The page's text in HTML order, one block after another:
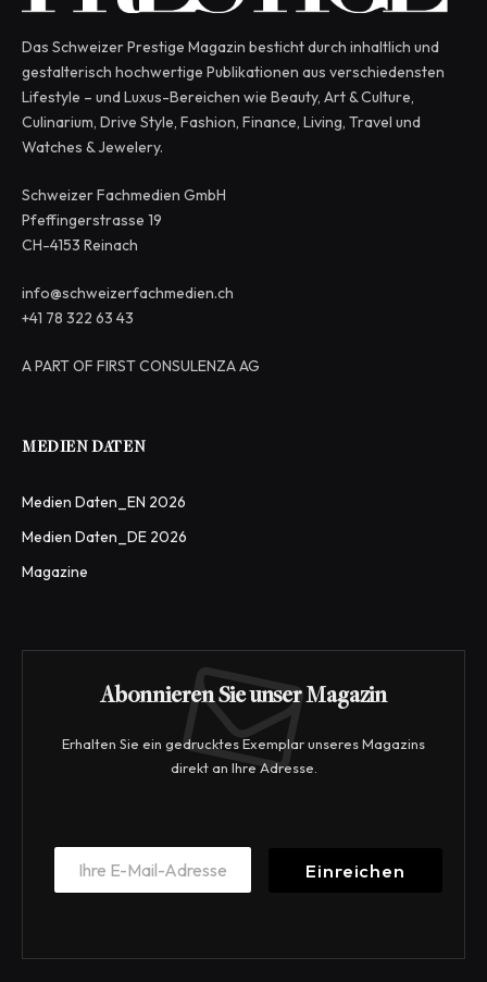
Das Schweizer Prestige Magazin besticht durch inhaltlich und
gestalterisch hochwertige Publikationen aus verschiedensten
Lifestyle – und Luxus-Bereichen wie Beauty, Art & Culture,
Culinarium, Drive Style, Fashion, Finance, Living, Travel und
Watches & Jewelery.
Schweizer Fachmedien GmbH
Pfeffingerstrasse 19
CH-4153 Reinach
info@schweizerfachmedien.ch
+41 78 322 63 43
A PART OF FIRST CONSULENZA AG
MEDIEN DATEN
Medien Daten_EN 2026
Medien Daten_DE 2026
Magazine
Abonnieren Sie unser Magazin
Erhalten Sie ein gedrucktes Exemplar unseres Magazins
direkt an Ihre Adresse.
m
E
a
*
Einreichen